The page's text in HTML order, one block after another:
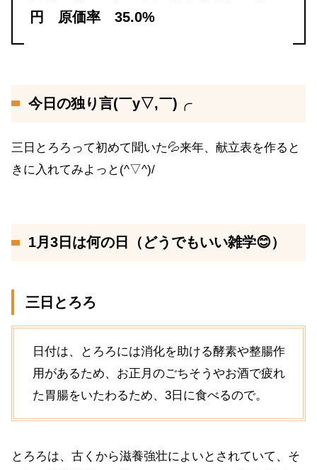
円 原価率 35.0%
今日の独り言(￣y▽,￣)╭
三日とろろって初めて聞いた💦来年、献立表を作ると
きに入れてみよっと(^▽^)/
1月3日は何の日（どうでもいい雑学😊）
三日とろろ
日付は、とろろには消化を助ける酵素や整腸作
用があるため、お正月のごちそうやお酒で疲れ
た胃腸をいたわるため、3日に食べるので。
とろろは、古くから滋養強壮によいとされていて、そ